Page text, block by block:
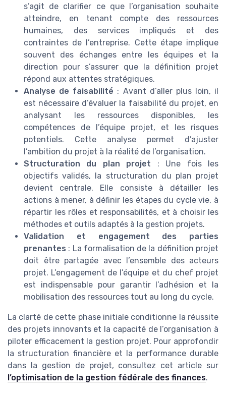
s’agit de clarifier ce que l’organisation souhaite
atteindre, en tenant compte des ressources
humaines, des services impliqués et des
contraintes de l’entreprise. Cette étape implique
souvent des échanges entre les équipes et la
direction pour s’assurer que la définition projet
répond aux attentes stratégiques.
Analyse de faisabilité : Avant d’aller plus loin, il
est nécessaire d’évaluer la faisabilité du projet, en
analysant les ressources disponibles, les
compétences de l’équipe projet, et les risques
potentiels. Cette analyse permet d’ajuster
l’ambition du projet à la réalité de l’organisation.
Structuration du plan projet : Une fois les
objectifs validés, la structuration du plan projet
devient centrale. Elle consiste à détailler les
actions à mener, à définir les étapes du cycle vie, à
répartir les rôles et responsabilités, et à choisir les
méthodes et outils adaptés à la gestion projets.
Validation et engagement des parties
prenantes : La formalisation de la définition projet
doit être partagée avec l’ensemble des acteurs
projet. L’engagement de l’équipe et du chef projet
est indispensable pour garantir l’adhésion et la
mobilisation des ressources tout au long du cycle.
La clarté de cette phase initiale conditionne la réussite
des projets innovants et la capacité de l’organisation à
piloter efficacement la gestion projet. Pour approfondir
la structuration financière et la performance durable
dans la gestion de projet, consultez cet article sur
l’optimisation de la gestion fédérale des finances.